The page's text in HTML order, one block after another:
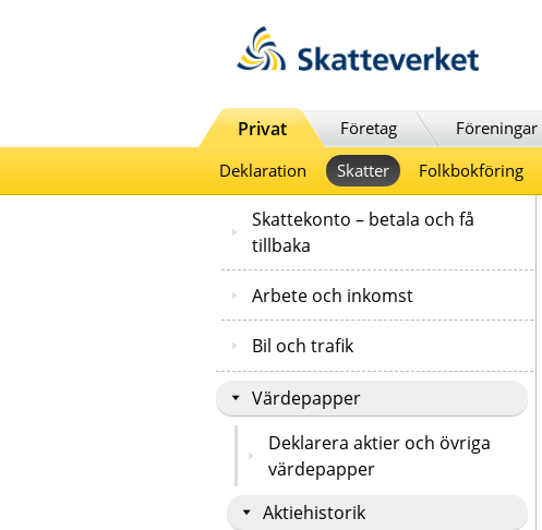
Privat Företag Föreningar
Deklaration
Skatter Folkbokföring
Skattekonto – betala och få
tillbaka
Arbete och inkomst
Bil och trafik
Värdepapper
Deklarera aktier och övriga
värdepapper
Aktiehistorik